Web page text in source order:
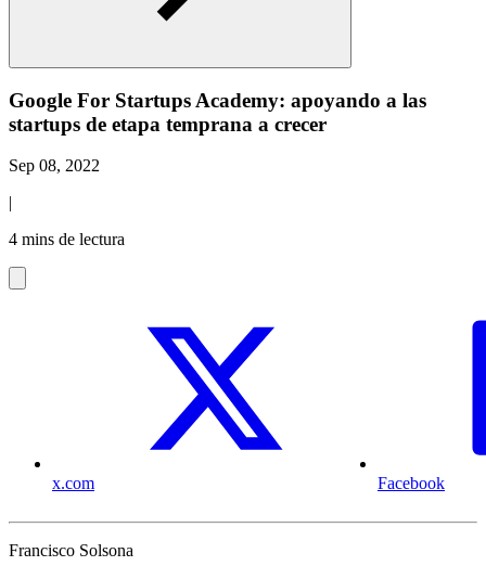
Google For Startups Academy: apoyando a las
startups de etapa temprana a crecer
Sep 08, 2022
|
4 mins de lectura
x.com Facebook
Francisco Solsona